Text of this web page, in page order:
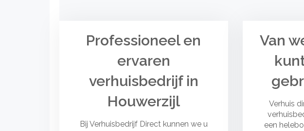
Professioneel en
ervaren
verhuisbedrijf in
Houwerzijl
Bij Verhuisbedrijf Direct kunnen we u
Van
Verhuis
een